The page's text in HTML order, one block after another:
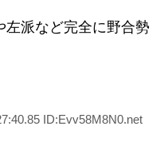
派など完全に野合勢
ID:Evv58M8N0.net